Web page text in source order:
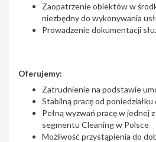
Zaopatrzenie obiektów w
niezbędny do wykonywania
Prowadzenie dokumentacji
Oferujemy:
Zatrudnienie na podstawie
Stabilną pracę od
Pełną wyzwań pracę w jednej
segmentu Cleaning w Polsce
Możliwość przystąpienia do